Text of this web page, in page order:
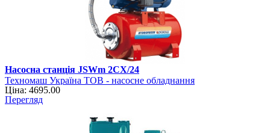
Насосна станція JSWm 2CХ/24
Техномаш Україна ТОВ - насосне обладнання
Ціна: 4695.00
Перегляд